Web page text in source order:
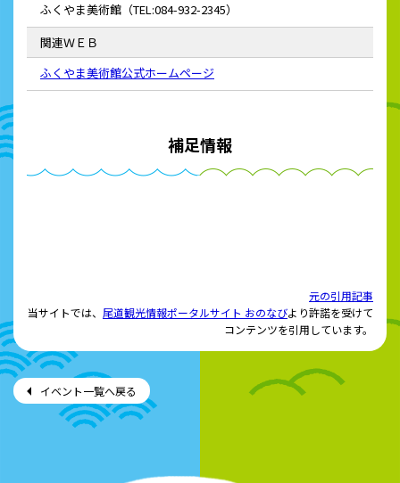
ふくやま美術館（TEL:084-932-2345）
関連ＷＥＢ
ふくやま美術館公式ホームページ
補足情報
元の引用記事
当サイトでは、 尾道観光情報ポータルサイト おのなびより許諾を受けて
コンテンツを引用しています。
イベント一覧へ戻る